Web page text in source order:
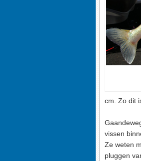
cm. Zo dit
vissen
Ze weten
pluggen